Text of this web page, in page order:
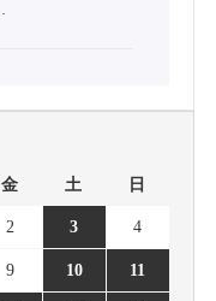
金 土 日
2 3 4
9 10 11